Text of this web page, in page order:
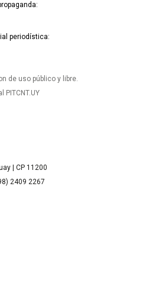
periodística:
de uso público y libre.
| CP 11200
2409 2267